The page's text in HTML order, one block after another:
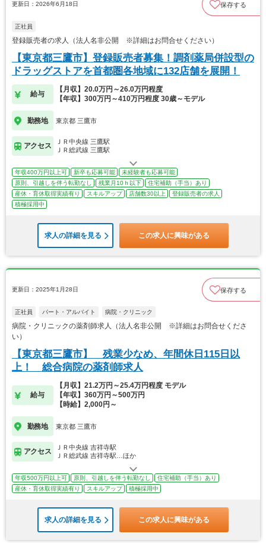
更新日：2026年6月18日 保存する
正社員
登録販売者の求人（法人名非公開 ※詳細はお問合せください）
【東京都三鷹市】登録販売者募集！調剤薬局併設型の
ドラッグストアを首都圏各地域に132店舗を展開！
給与
【月収】20.0万円～26.0万円程度
【年収】300万円～410万円程度 30歳～モデル
勤務地 東京都 三鷹市
アクセス
ＪＲ中央線 三鷹駅
ＪＲ総武線 三鷹駅
年収400万円以上可 新卒も応募可能
未経験者も応募可能
原則、引越しを伴う転勤なし
残業月10ｈ以下
住宅補助（手当）あり
産休・育休取得実績有り
スキルアップ 店舗数30以上
登録販売者の求人
積極採用中
求人の詳細を見る この求人に興味がある
更新日：2025年1月28日 保存する
正社員 パート・アルバイト 病院・クリニック
病院・クリニックの薬剤師求人（法人名非公開 ※詳細はお問合せくださ
い）
【東京都三鷹市】 残業少なめ、年間休日115日以
上！ 総合病院の薬剤師求人
給与
【月収】21.2万円～25.4万円程度 モデル
【年収】360万円～500万円
【時給】2,000円～
勤務地 東京都 三鷹市
アクセス
ＪＲ中央線 吉祥寺駅
ＪＲ総武線 吉祥寺駅…ほか
年収500万円以上可 原則、引越しを伴う転勤なし
住宅補助（手当）あり
産休・育休取得実績有り
スキルアップ 積極採用中
求人の詳細を見る この求人に興味がある